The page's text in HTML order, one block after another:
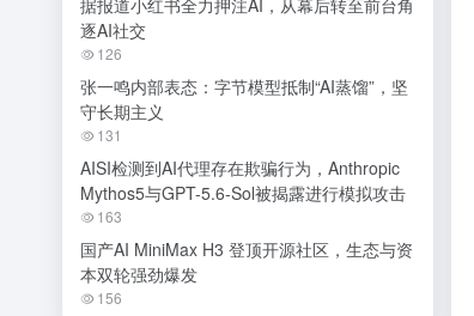
据报道小红书全力押注AI，从幕后转至前台角
逐AI社交
126
张一鸣内部表态：字节模型抵制“AI蒸馏”，坚
守长期主义
131
AISI检测到AI代理存在欺骗行为，Anthropic
Mythos5与GPT-5.6-Sol被揭露进行模拟攻击
163
国产AI MiniMax H3 登顶开源社区，生态与资
本双轮强劲爆发
156